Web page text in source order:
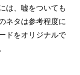
は、嘘をついても
ネタは参考程度に
ドをオリジナルで